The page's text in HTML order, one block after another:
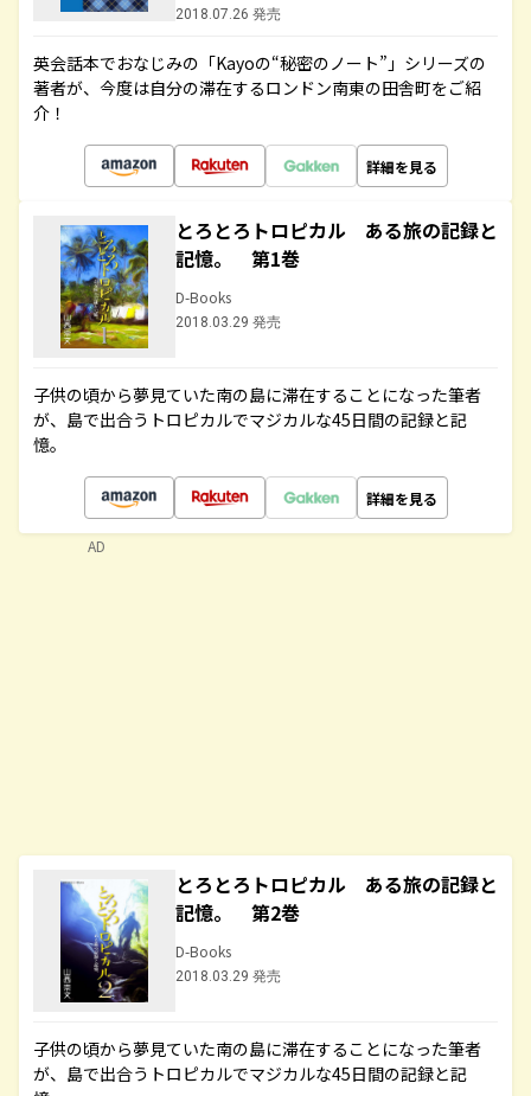
2018.07.26 発売
英会話本でおなじみの「Kayoの“秘密のノート”」シリーズの
著者が、今度は自分の滞在するロンドン南東の田舎町をご紹
介！
詳細を見る
とろとろトロピカル ある旅の記録と
記憶。 第1巻
D-Books
2018.03.29 発売
子供の頃から夢見ていた南の島に滞在することになった筆者
が、島で出合うトロピカルでマジカルな45日間の記録と記
憶。
詳細を見る
とろとろトロピカル ある旅の記録と
記憶。 第2巻
D-Books
2018.03.29 発売
子供の頃から夢見ていた南の島に滞在することになった筆者
が、島で出合うトロピカルでマジカルな45日間の記録と記
AD